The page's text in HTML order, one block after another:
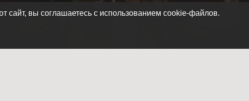
сайт, вы соглашаетесь с использованием cookie-файлов.